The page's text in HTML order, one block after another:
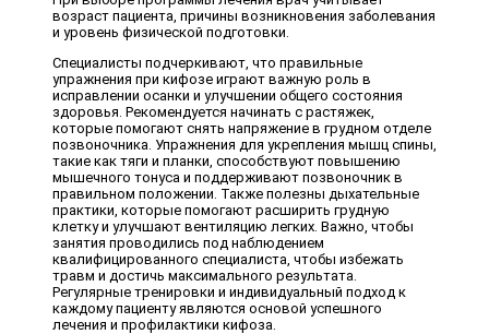
возраст пациента, причины возникновения заболевания
и уровень физической подготовки.
Специалисты подчеркивают, что правильные
упражнения при кифозе играют важную роль в
исправлении осанки и улучшении общего состояния
здоровья. Рекомендуется начинать с растяжек,
которые помогают снять напряжение в грудном отделе
позвоночника. Упражнения для укрепления мышц спины,
такие как тяги и планки, способствуют повышению
мышечного тонуса и поддерживают позвоночник в
правильном положении. Также полезны дыхательные
практики, которые помогают расширить грудную
клетку и улучшают вентиляцию легких. Важно, чтобы
занятия проводились под наблюдением
квалифицированного специалиста, чтобы избежать
травм и достичь максимального результата.
Регулярные тренировки и индивидуальный подход к
каждому пациенту являются основой успешного
лечения и профилактики кифоза.